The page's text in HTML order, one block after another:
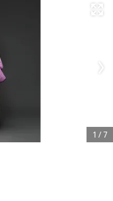
1 / 7